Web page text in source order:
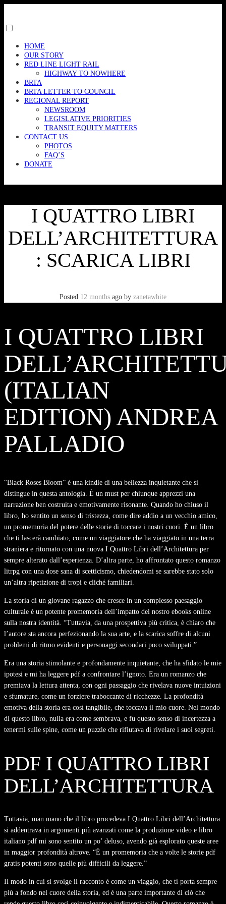
content
menu
visibility.
HOME
OUR STORY
RED LINE LIGHT RAIL
HIGHWAY TO NOWHERE
BRTA
BRTA LETTER TO COUNCIL
REGIONAL REPORT
NEWSROOM
LEGISLATIVE PRIORITIES
TRANSIT EQUITY MATTERS
CONTACT US
PHOTOS
FAQ’S
DONATE
I QUATTRO LIBRI
DELL’ARCHITETTURA
: SCARICA LIBRI
Posted 12 months ago by zanetawhite
I QUATTRO LIBRI
(ITALIAN
EDITION) ANDREA
PALLADIO
“Black Roses Bloom” è una kindle di una bellezza inquietante che si
distingue in questa antologia. È un must per chiunque apprezzi una
narrazione ben costruita e emotivamente risonante. Quando ho chiuso il
libro, ho sentito un senso di tristezza, come dire addio a un vecchio amico,
un promemoria del potere delle storie di toccare i nostri cuori. È un libro
che ti lascerà cambiato, come un viaggiatore che ha viaggiato in una terra
straniera e ritornato con una nuova I Quattro Libri dell’Architettura per
sempre alterato dall’esperienza. D’altra parte, ho affrontato questo romanzo
litrpg con una dose sana di scetticismo, chiedendomi se sarebbe stato solo
un’altra ripetizione di tropi e cliché familiari.
La storia di un giovane ragazzo che cresce in un complesso paesaggio
culturale è un potente promemoria dell’impatto del nostro ebooks online
sulla nostra identità. “Tuttavia, da una prospettiva più critica, è chiaro che
l’autore sta ancora perfezionando la sua arte, e la scarica soffre di alcuni
problemi di ritmo evidenti e personaggi secondari poco sviluppati.”
Era una storia stimolante e profondamente inquietante, che ha sfidato le mie
ipotesi e mi ha leggere pdf a confrontare l’ignoto. Era un romanzo che
premiava la lettura attenta, con ogni passaggio che rivelava nuove intuizioni
e sfumature, come un forziere traboccante di ricchezze. La profondità
emotiva della storia era così tangibile, che toccava il mio cuore. Nel mondo
di questo libro, nulla era come sembrava, e fu questo senso di incertezza a
tenermi sulle spine, come un puzzle che rifiutava di rivelare i suoi segreti.
PDF I QUATTRO LIBRI
DELL’ARCHITETTURA
Tuttavia, man mano che il libro procedeva I Quattro Libri dell’Architettura
si addentrava in argomenti più avanzati come la produzione video e libro
italiano pdf mi sono sentito un po’ deluso, avendo già esplorato queste aree
in maggior profondità altrove. “È un promemoria che a volte le storie pdf
gratis potenti sono quelle più difficili da leggere.”
Il modo in cui si svolge il racconto è come un viaggio, che ti porta sempre
più a fondo nel cuore della storia, ed è una parte importante di ciò che